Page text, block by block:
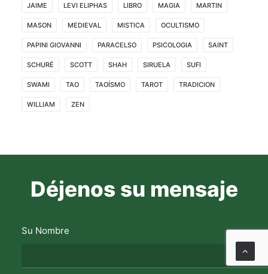
JAIME LEVI ELIPHAS LIBRO MAGIA MARTIN
MASON MEDIEVAL MISTICA OCULTISMO
PAPINI GIOVANNI PARACELSO PSICOLOGIA SAINT
SCHURÉ SCOTT SHAH SIRUELA SUFI
SWAMI TAO TAOÍSMO TAROT TRADICION
WILLIAM ZEN
Déjenos su mensaje
Su Nombre